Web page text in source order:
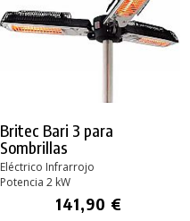
Britec Bari 3 para
Sombrillas
Eléctrico Infrarrojo
Potencia 2 kW
141,90 €